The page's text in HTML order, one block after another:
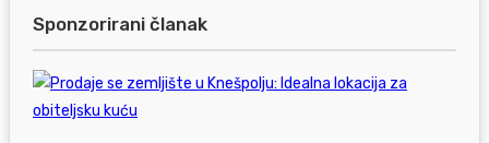
Sponzorirani članak